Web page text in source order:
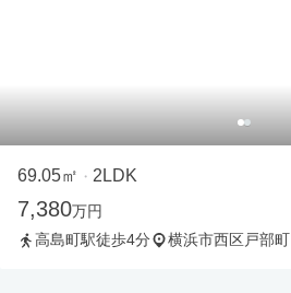
69.05㎡ ・ 2LDK
7,380万円
高島町駅徒歩4分
横浜市西区戸部町